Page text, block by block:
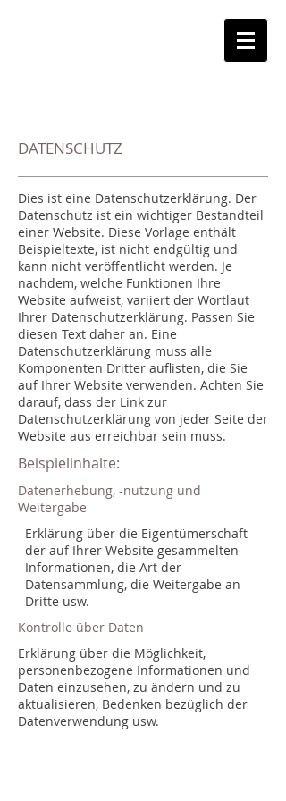
DATENSCHUTZ
Dies ist eine Datenschutzerklärung. Der
Datenschutz ist ein wichtiger Bestandteil
einer Website. Diese Vorlage enthält
Beispieltexte, ist nicht endgültig und
kann nicht veröffentlicht werden. Je
nachdem, welche Funktionen Ihre
Website aufweist, variiert der Wortlaut
Ihrer Datenschutzerklärung. Passen Sie
diesen Text daher an. Eine
Datenschutzerklärung muss alle
Komponenten Dritter auflisten, die Sie
auf Ihrer Website verwenden. Achten Sie
darauf, dass der Link zur
Datenschutzerklärung von jeder Seite der
Website aus erreichbar sein muss.
Beispielinhalte:
Datenerhebung, -nutzung und
Weitergabe
Erklärung über die Eigentümerschaft
der auf Ihrer Website gesammelten
Informationen, die Art der
Datensammlung, die Weitergabe an
Dritte usw.
Kontrolle über Daten
Erklärung über die Möglichkeit,
personenbezogene Informationen und
Daten einzusehen, zu ändern und zu
aktualisieren, Bedenken bezüglich der
Datenverwendung usw.